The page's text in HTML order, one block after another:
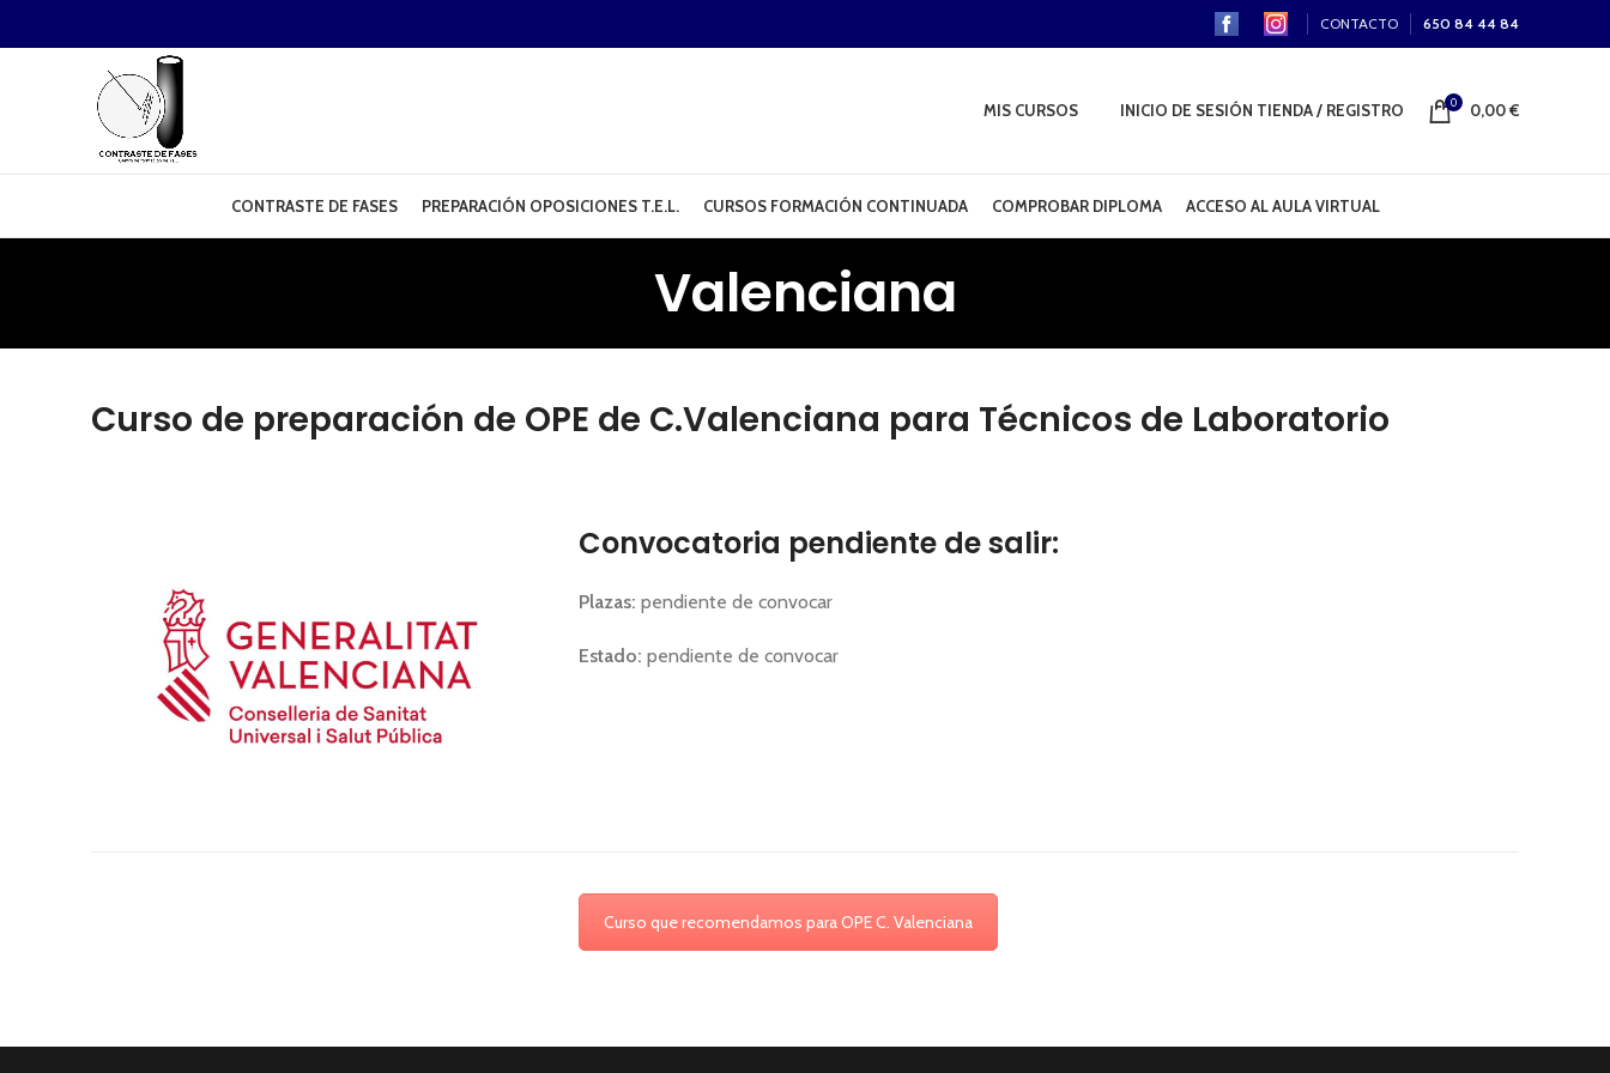
CONTACTO 650 84 44 84
MIS CURSOS INICIO DE SESIÓN TIENDA / REGISTRO 0 0,00€
CONTRASTE DE FASES PREPARACIÓN OPOSICIONES T.E.L. CURSOS FORMACIÓN CONTINUADA COMPROBAR DIPLOMA ACCESO AL AULA VIRTUAL
Valenciana
Curso de preparación de OPE de C.Valenciana para Técnicos de Laboratorio
Convocatoria pendiente de salir:
Plazas: pendiente de convocar
Estado: pendiente de convocar
Curso que recomendamos para OPE C. Valenciana